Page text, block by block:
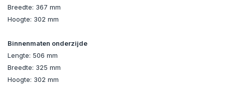
Breedte: 367 mm
Hoogte: 302 mm
Binnenmaten onderzijde
Lengte: 506 mm
Breedte: 325 mm
Hoogte: 302 mm